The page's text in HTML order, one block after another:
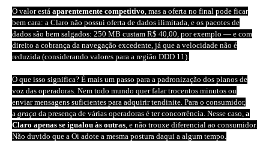
O valor está aparentemente competitivo, mas a oferta no final pode ficar
bem cara: a Claro não possui oferta de dados ilimitada, e os pacotes de
dados são bem salgados: 250 MB custam R$ 40,00, por exemplo — e com
direito a cobrança da navegação excedente, já que a velocidade não é
reduzida (considerando valores para a região DDD 11).
O que isso significa? É mais um passo para a padronização dos planos de
voz das operadoras. Nem todo mundo quer falar trocentos minutos ou
enviar mensagens suficientes para adquirir tendinite. Para o consumidor,
a graça da presença de várias operadoras é ter concorrência. Nesse caso, a
Claro apenas se igualou às outras, e não trouxe diferencial ao consumidor.
Não duvido que a Oi adote a mesma postura daqui a algum tempo.